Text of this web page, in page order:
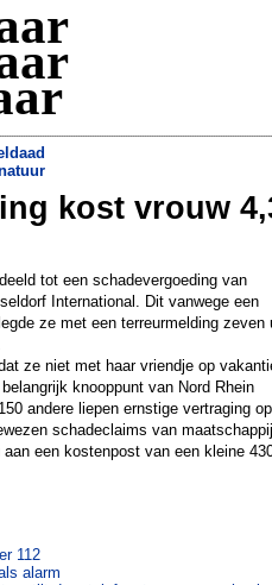
doodt kind met peper»
kost vrouw
tot een schadevergoeding van
International. Dit vanwege een
ze met een terreurmelding zeven
ze niet met haar vriendje op
knooppunt van Nord Rhein
andere liepen ernstige vertraging
schadeclaims van
een kostenpost van een kleine
112
alarm